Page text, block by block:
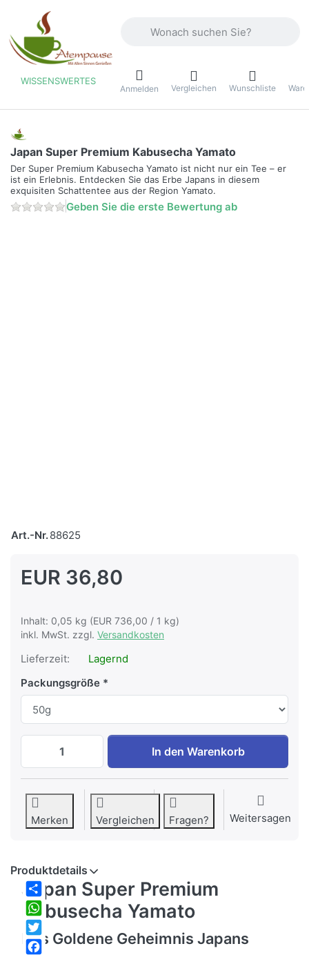
WISSENSWERTES
Anmelden Vergleichen Wunschliste
Japan Super Premium Kabusecha Yamato
Der Super Premium Kabusecha Yamato ist nicht nur ein Tee – er
ist ein Erlebnis. Entdecken Sie das Erbe Japans in diesem
exquisiten Schattentee aus der Region Yamato.
Geben Sie die erste Bewertung ab
Art.-Nr.88625
EUR 36,80
Inhalt: 0,05 kg (EUR 736,00 / 1 kg)
inkl. MwSt. zzgl. Versandkosten
Lieferzeit:
Lagernd
Packungsgröße
Japan Super Premium Kabusecha
In den Warenkorb
Merken Vergleichen Fragen? Weitersagen
Share
WhatsApp
Twitter
Produktdetails
Japan Super Premium
Kabusecha Yamato
Das Goldene Geheimnis Japans